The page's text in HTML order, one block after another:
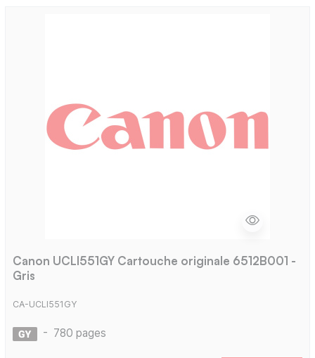
Canon UCLI551GY Cartouche originale 6512B001 -
Gris
CA-UCLI551GY
- 780 pages